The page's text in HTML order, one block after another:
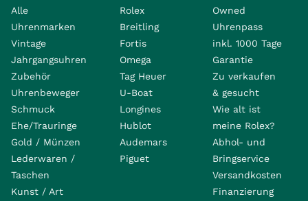
Alle
Uhrenmarken
Vintage
Jahrgangsuhren
Zubehör
Uhrenbeweger
Schmuck
Ehe/Trauringe
Gold / Münzen
Lederwaren /
Taschen
Kunst / Art
Rolex
Breitling
Fortis
Omega
Tag Heuer
U-Boat
Longines
Hublot
Audemars
Piguet
Owned
Uhrenpass
inkl. 1000 Tage
Garantie
Zu verkaufen
& gesucht
Wie alt ist
meine Rolex?
Abhol- und
Bringservice
Versandkosten
Finanzierung